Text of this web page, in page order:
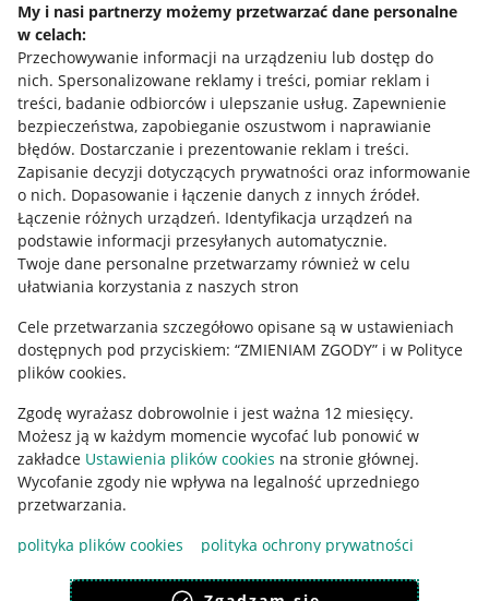
My i nasi partnerzy możemy przetwarzać dane personalne
w celach:
Przechowywanie informacji na urządzeniu lub dostęp do
nich. Spersonalizowane reklamy i treści, pomiar reklam i
treści, badanie odbiorców i ulepszanie usług. Zapewnienie
bezpieczeństwa, zapobieganie oszustwom i naprawianie
błędów. Dostarczanie i prezentowanie reklam i treści.
Zapisanie decyzji dotyczących prywatności oraz informowanie
o nich. Dopasowanie i łączenie danych z innych źródeł.
Łączenie różnych urządzeń. Identyfikacja urządzeń na
podstawie informacji przesyłanych automatycznie.
Twoje dane personalne przetwarzamy również w celu
ułatwiania korzystania z naszych stron
Cele przetwarzania szczegółowo opisane są w ustawieniach
dostępnych pod przyciskiem: “ZMIENIAM ZGODY” i w Polityce
plików cookies.
Zgodę wyrażasz dobrowolnie i jest ważna 12 miesięcy.
Możesz ją w każdym momencie wycofać lub ponowić w
zakładce Ustawienia plików cookies na stronie głównej.
Wycofanie zgody nie wpływa na legalność uprzedniego
przetwarzania.
polityka plików cookies
polityka ochrony prywatności
Allegro Gadane dla sprzedających
Allegro Gadane dla kupujących
Mapa miejscowości
Informacje prawne
Regulamin
Polityka plików "cookies"
Ustawienia plików "cookies"
Udostępnianie lokalizacji
Informacje dla Aktu o Usługach Cyfrowych
Pobierz aplikację